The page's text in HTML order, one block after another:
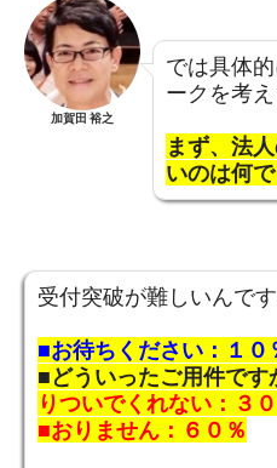
加賀田 裕之
では具体
ークを考え
まず、法
いのは何
受付突破が難しいんです
■お待ちください：１０
■どういったご用件です
りついでくれない：３
■おりません：６０％